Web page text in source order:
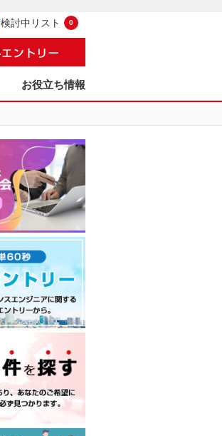
検討中リスト 0
お役立ち情報